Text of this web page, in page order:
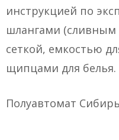
инструкцией по
шлангами
сеткой, емкостью
щипцами для белья.
Полуавтомат